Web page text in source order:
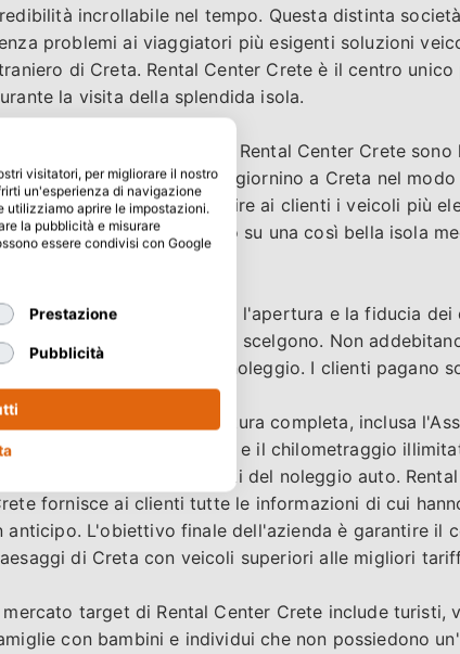
incrollabile nel tempo. Questa distinta
problemi ai viaggiatori più esigenti soluzioni
di Creta. Rental Center Crete è il centro
la visita della splendida isola.
Le auto della grande flotta di Rental Center Crete
che i suoi clienti soggiornino a Creta nel
Crete si dedica a fornire ai clienti i veicoli più
il viaggio di lusso su una così bella isola
1, Creta, 71307, Grecia.
Rental Center Crete valorizza l'apertura e la fiducia
finanziarie quando li scelgono. Non
durante il noleggio. I clienti pagano
fornisce una copertura completa, inclusa
contro il furto e il chilometraggio
generalmente incluse nei costi del noleggio auto.
fornisce ai clienti tutte le informazioni di cui
anticipo. L'obiettivo finale dell'azienda è garantire il
di Creta con veicoli superiori alle migliori
mercato target di Rental Center Crete include
con bambini e individui che non possiedono
visitatori, per migliorare il nostro
un'esperienza di navigazione
utilizziamo aprire le impostazioni.
la pubblicità e misurare
essere condivisi con Google
Prestazione
Pubblicità